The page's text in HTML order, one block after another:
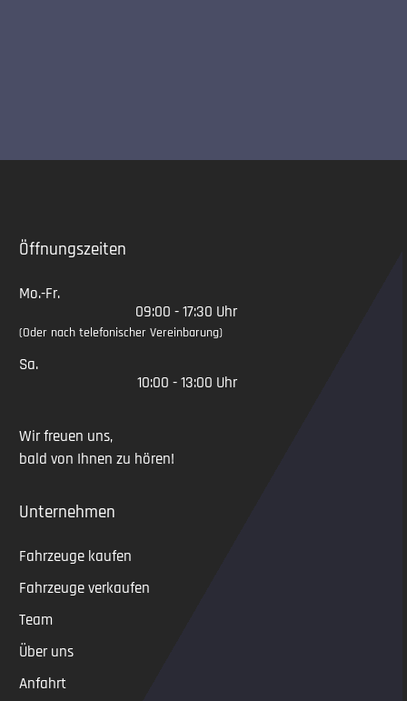
Öffnungszeiten
Mo.-Fr.
09:00 - 17:30 Uhr
(Oder nach telefonischer Vereinbarung)
Sa.
10:00 - 13:00 Uhr
Wir freuen uns,
bald von Ihnen zu hören!
Unternehmen
Fahrzeuge kaufen
Fahrzeuge verkaufen
Team
Über uns
Anfahrt